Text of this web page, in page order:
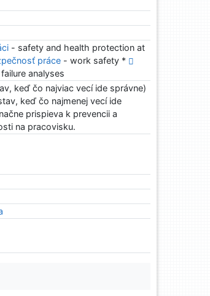
- safety and health protection at
práce - work safety *
analyses
keď čo najviac vecí ide správne)
keď čo najmenej vecí ide
prispieva k prevencii a
na pracovisku.